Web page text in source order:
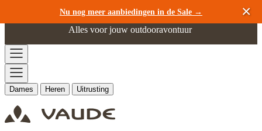
Nu nog meer aanbiedingen in de Sale →
Ga naar de inhoud
Alles voor jouw outdooravontuur
Dames Heren Uitrusting